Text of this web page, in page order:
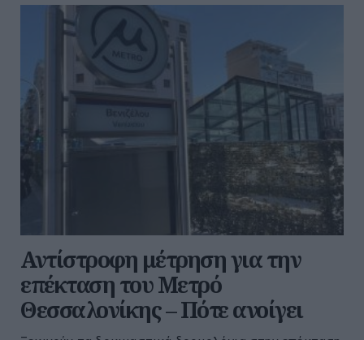
Αντίστροφη μέτρηση για την
επέκταση του Μετρό
Θεσσαλονίκης – Πότε ανοίγει